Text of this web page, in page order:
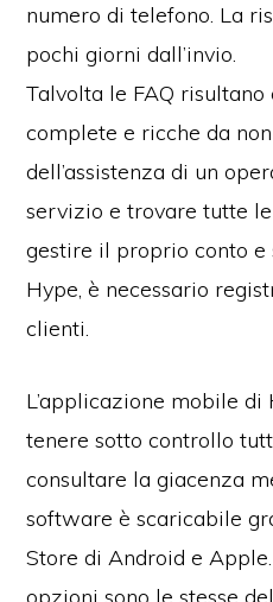
numero di telefono. La
pochi giorni dall’invio.
Talvolta le FAQ risultano
complete e ricche da
dell’assistenza di un
servizio e trovare tutte
gestire il proprio conto
Hype, è necessario
clienti.
L’applicazione mobile di
tenere sotto controllo
consultare la giacenza
software è scaricabile
Store di Android e